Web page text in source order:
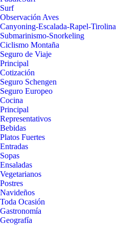
Surf
Observación Aves
Canyoning-Escalada-Rapel-Tirolina
Submarinismo-Snorkeling
Ciclismo Montaña
Seguro de Viaje
Principal
Cotización
Seguro Schengen
Seguro Europeo
Cocina
Principal
Representativos
Bebidas
Platos Fuertes
Entradas
Sopas
Ensaladas
Vegetarianos
Postres
Navideños
Toda Ocasión
Gastronomía
Geografía